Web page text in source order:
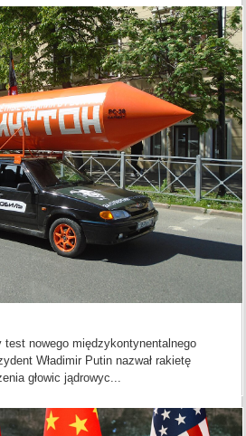
test nowego międzykontynentalnego
Władimir Putin nazwał rakietę
głowic jądrowyc...